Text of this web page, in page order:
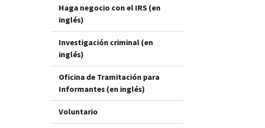
Haga negocio con el IRS (en
inglés)
Investigación criminal (en
inglés)
Oficina de Tramitación para
Informantes (en inglés)
Voluntario